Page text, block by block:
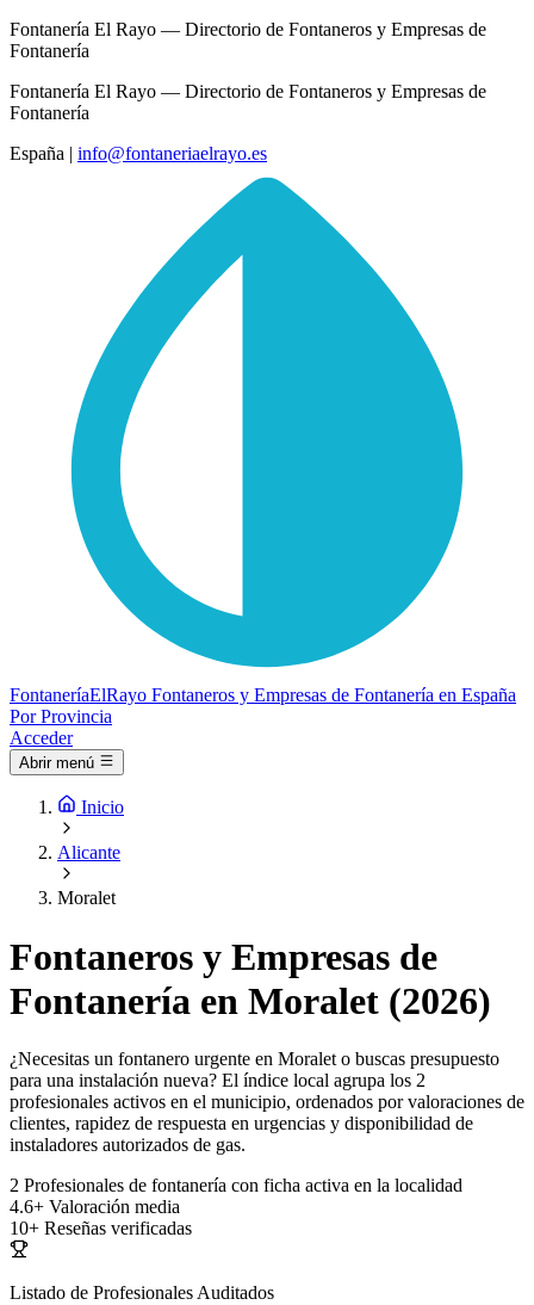
Fontanería El Rayo — Directorio de Fontaneros y Empresas de
Fontanería
Fontanería El Rayo — Directorio de Fontaneros y Empresas de
Fontanería
España | info@fontaneriaelrayo.es
FontaneríaElRayo Fontaneros y Empresas de Fontanería en España
Por Provincia
Acceder
Abrir menú
Inicio
Alicante
Moralet
Fontaneros y Empresas de
Fontanería en Moralet (2026)
¿Necesitas un fontanero urgente en Moralet o buscas presupuesto
para una instalación nueva? El índice local agrupa los 2
profesionales activos en el municipio, ordenados por valoraciones de
clientes, rapidez de respuesta en urgencias y disponibilidad de
instaladores autorizados de gas.
2 Profesionales de fontanería con ficha activa en la localidad
4.6+ Valoración media
10+ Reseñas verificadas
Listado de Profesionales Auditados